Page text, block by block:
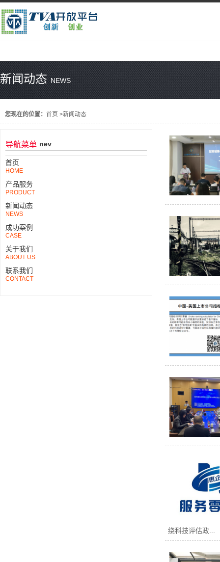
新闻动态NEWS
您现在的位置： 首页 >新闻动态
导航菜单 nev
首页
HOME
产品服务
PRODUCT
新闻动态
NEWS
成功案例
CASE
关于我们
ABOUT US
联系我们
CONTACT
绕科技评估政...